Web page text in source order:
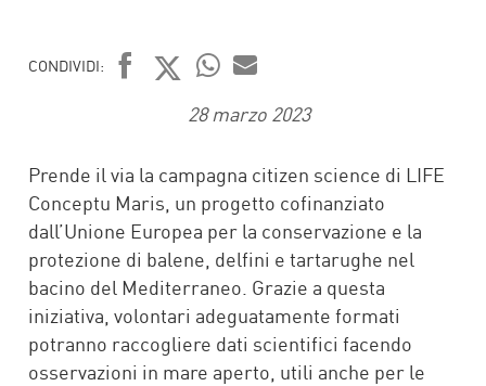
CONDIVIDI:
FACEBOOK
TWITTER
WHATSAPP
MAIL
28 marzo 2023
Prende il via la campagna citizen science di LIFE
Conceptu Maris, un progetto cofinanziato
dall’Unione Europea per la conservazione e la
protezione di balene, delfini e tartarughe nel
bacino del Mediterraneo. Grazie a questa
iniziativa, volontari adeguatamente formati
potranno raccogliere dati scientifici facendo
osservazioni in mare aperto, utili anche per le